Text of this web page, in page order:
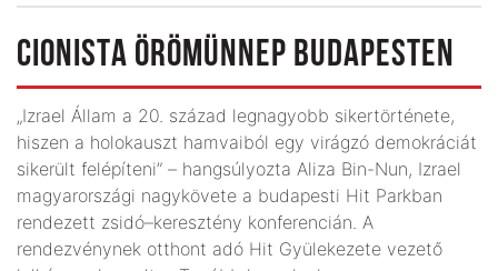
CIONISTA ÖRÖMÜNNEP BUDAPESTEN
„Izrael Állam a 20. század legnagyobb sikertörténete,
hiszen a holokauszt hamvaiból egy virágzó demokráciát
sikerült felépíteni” – hangsúlyozta Aliza Bin-Nun, Iz­rael
magyarországi nagykövete a budapesti Hit Parkban
rendezett zsidó–keresztény konferencián. A
rendezvénynek otthont adó Hit Gyülekezete vezető